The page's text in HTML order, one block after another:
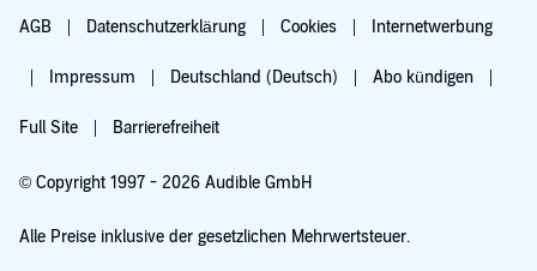
AGB Datenschutzerklärung Cookies Internetwerbung
Impressum Deutschland (Deutsch) Abo kündigen
Full Site Barrierefreiheit
© Copyright 1997 - 2026 Audible GmbH
Alle Preise inklusive der gesetzlichen Mehrwertsteuer.